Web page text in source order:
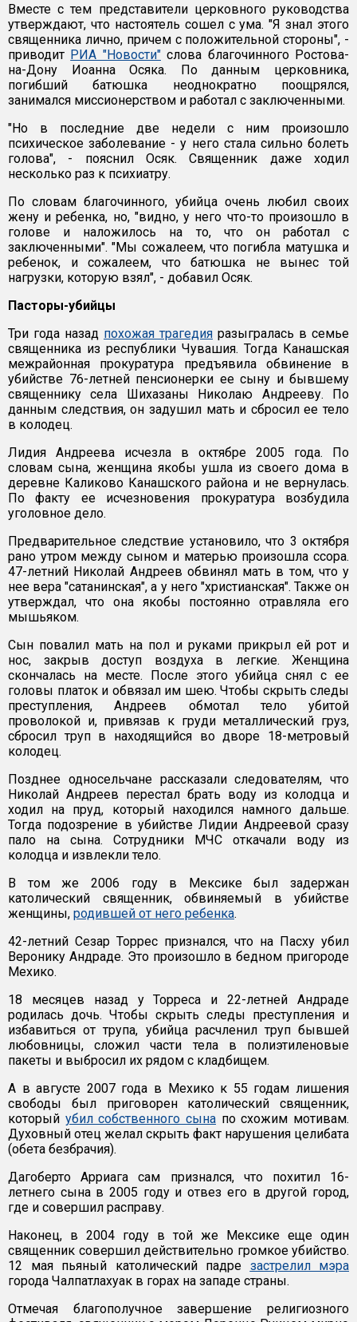
Вместе с тем представители церковного руководства
утверждают, что настоятель сошел с ума. "Я знал этого
священника лично, причем с положительной стороны", -
приводит РИА "Новости"слова благочинного Ростова-
на-Дону Иоанна Осяка. По данным церковника,
погибший батюшка неоднократно поощрялся,
занимался миссионерством и работал с заключенными.
"Но в последние две недели с ним произошло
психическое заболевание - у него стала сильно болеть
голова", - пояснил Осяк. Священник даже ходил
несколько раз к психиатру.
По словам благочинного, убийца очень любил своих
жену и ребенка, но, "видно, у него что-то произошло в
голове и наложилось на то, что он работал с
заключенными". "Мы сожалеем, что погибла матушка и
ребенок, и сожалеем, что батюшка не вынес той
нагрузки, которую взял", - добавил Осяк.
Пасторы-убийцы
Три года назад похожая трагедия разыгралась в семье
священника из республики Чувашия. Тогда Канашская
межрайонная прокуратура предъявила обвинение в
убийстве 76-летней пенсионерки ее сыну и бывшему
священнику села Шихазаны Николаю Андрееву. По
данным следствия, он задушил мать и сбросил ее тело
в колодец.
Лидия Андреева исчезла в октябре 2005 года. По
словам сына, женщина якобы ушла из своего дома в
деревне Каликово Канашского района и не вернулась.
По факту ее исчезновения прокуратура возбудила
уголовное дело.
Предварительное следствие установило, что 3 октября
рано утром между сыном и матерью произошла ссора.
47-летний Николай Андреев обвинял мать в том, что у
нее вера "сатанинская", а у него "христианская". Также он
утверждал, что она якобы постоянно отравляла его
мышьяком.
Сын повалил мать на пол и руками прикрыл ей рот и
нос, закрыв доступ воздуха в легкие. Женщина
скончалась на месте. После этого убийца снял с ее
головы платок и обвязал им шею. Чтобы скрыть следы
преступления, Андреев обмотал тело убитой
проволокой и, привязав к груди металлический груз,
сбросил труп в находящийся во дворе 18-метровый
колодец.
Позднее односельчане рассказали следователям, что
Николай Андреев перестал брать воду из колодца и
ходил на пруд, который находился намного дальше.
Тогда подозрение в убийстве Лидии Андреевой сразу
пало на сына. Сотрудники МЧС откачали воду из
колодца и извлекли тело.
В том же 2006 году в Мексике был задержан
католический священник, обвиняемый в убийстве
женщины, родившей от него ребенка.
42-летний Сезар Торрес признался, что на Пасху убил
Веронику Андраде. Это произошло в бедном пригороде
Мехико.
18 месяцев назад у Торреса и 22-летней Андраде
родилась дочь. Чтобы скрыть следы преступления и
избавиться от трупа, убийца расчленил труп бывшей
любовницы, сложил части тела в полиэтиленовые
пакеты и выбросил их рядом с кладбищем.
А в августе 2007 года в Мехико к 55 годам лишения
свободы был приговорен католический священник,
который убил собственного сына по схожим мотивам.
Духовный отец желал скрыть факт нарушения целибата
(обета безбрачия).
Дагоберто Арриага сам признался, что похитил 16-
летнего сына в 2005 году и отвез его в другой город,
где и совершил расправу.
Наконец, в 2004 году в той же Мексике еще один
священник совершил действительно громкое убийство.
12 мая пьяный католический падре застрелил мэра
города Чалпатлахуак в горах на западе страны.
Отмечая благополучное завершение религиозного